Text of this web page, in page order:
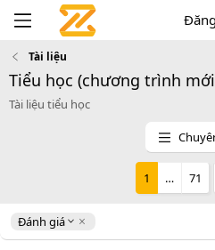
Tài liệu
Tiểu học (chương trình
Tài liệu tiểu học
1 … 71
Đánh giá
D
e